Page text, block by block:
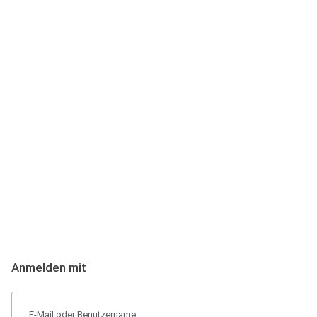
Anmelden mit